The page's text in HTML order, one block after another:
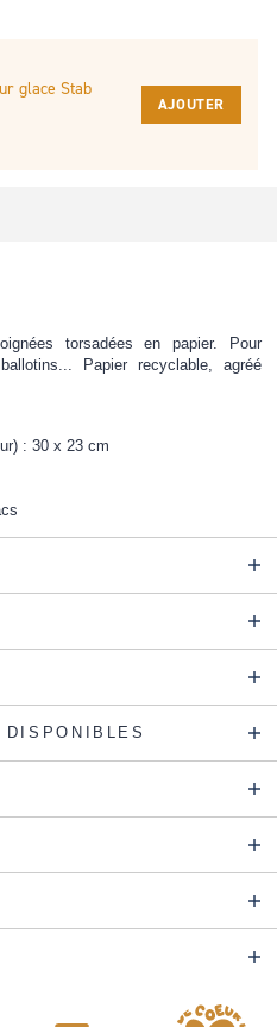
glace Stab
AJOUTER
torsadées en papier. Pour
Papier recyclable, agréé
: 30 x 23 cm